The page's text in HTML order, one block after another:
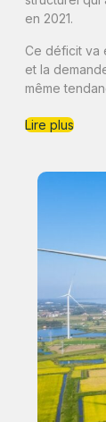
en 2021.
Ce déficit va
et la
même
Lire plus